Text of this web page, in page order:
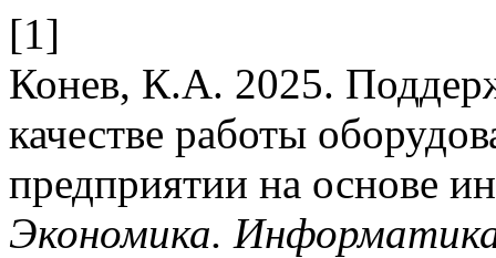
[1]
Конев, К.А. 2025.
качестве работы
предприятии на основе
Экономика.